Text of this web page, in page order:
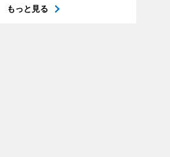
もっと見る